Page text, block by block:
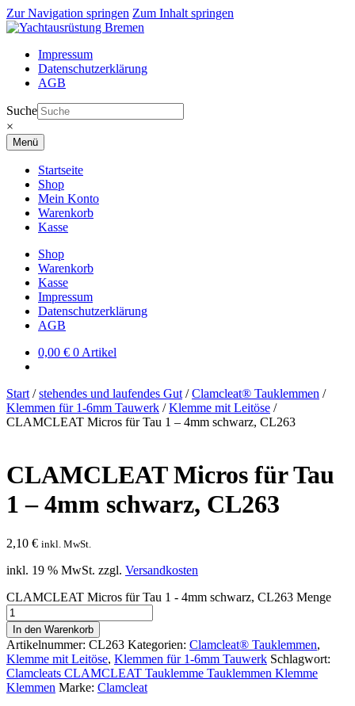
Zur Navigation springen Zum Inhalt springen
Impressum
Datenschutzerklärung
AGB
Suche
×
Menü
Startseite
Shop
Mein Konto
Warenkorb
Kasse
Shop
Warenkorb
Kasse
Impressum
Datenschutzerklärung
AGB
0,00 € 0 Artikel
Start /stehendes und laufendes Gut /Clamcleat® Tauklemmen /
Klemmen für 1-6mm Tauwerk /Klemme mit Leitöse /
CLAMCLEAT Micros für Tau 1 – 4mm schwarz, CL263
CLAMCLEAT Micros für Tau
1 – 4mm schwarz, CL263
2,10 € inkl. MwSt.
inkl. 19 % MwSt. zzgl. Versandkosten
CLAMCLEAT Micros für Tau 1 - 4mm schwarz, CL263 Menge
In den Warenkorb
Artikelnummer: CL263 Kategorien: Clamcleat® Tauklemmen,
Klemme mit Leitöse, Klemmen für 1-6mm Tauwerk Schlagwort:
Clamcleats CLAMCLEAT Tauklemme Tauklemmen Klemme
Klemmen Marke: Clamcleat